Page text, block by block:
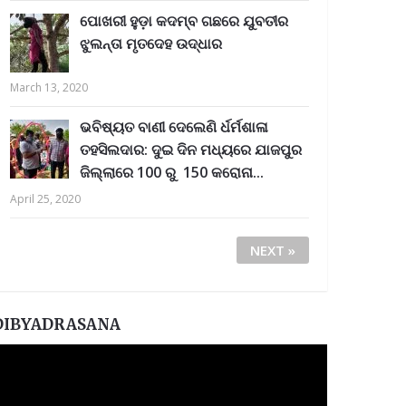
ପୋଖରୀ ହୁଡ଼ା କଦମ୍ବ ଗଛରେ ଯୁବତୀର
ଝୁଲନ୍ତା ମୃତଦେହ ଉଦ୍ଧାର
March 13, 2020
ଭବିଷ୍ୟତ ବାଣୀ ଦେଲେଣି ର୍ଧର୍ମଶାଳା
ତହସିଲଦାର: ଦୁଇ ଦିନ ମଧ୍ୟରେ ଯାଜପୁର
ଜିଲ୍ଲାରେ 100 ରୁ 150 କରୋନା...
April 25, 2020
NEXT »